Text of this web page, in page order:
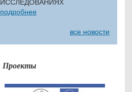
ИССЛЕДОВАНИЯХ
подробнее
все новости
Проекты